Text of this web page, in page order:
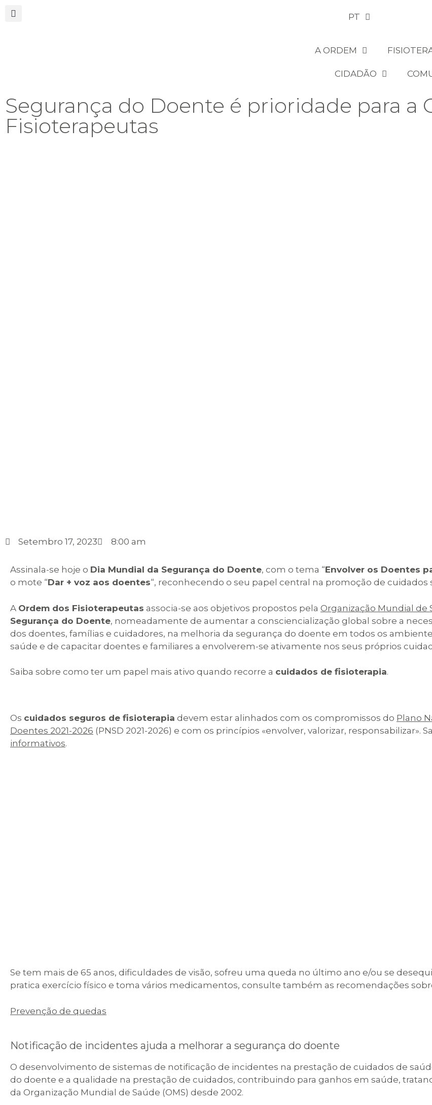
PT
A ORDEM
CIDADÃO
Segurança do Doente é prioridade para a
Fisioterapeutas
Setembro 17, 2023 8:00 am
Assinala-se hoje o Dia Mundial da Segurança do Doente, com o tema “Envolver os Doentes
o mote “Dar + voz aos doentes“, reconhecendo o seu papel central na promoção de cuidados
A Ordem dos Fisioterapeutas associa-se aos objetivos propostos pela Organização Mundial de
Segurança do Doente, nomeadamente de aumentar a consciencialização global sobre a
dos doentes, famílias e cuidadores, na melhoria da segurança do doente em todos os
saúde e de capacitar doentes e familiares a envolverem-se ativamente nos seus próprios
Saiba sobre como ter um papel mais ativo quando recorre a cuidados de fisioterapia.
Os cuidados seguros de fisioterapia devem estar alinhados com os compromissos do Plano
Doentes 2021-2026 (PNSD 2021-2026) e com os princípios «envolver, valorizar, responsabilizar».
informativos.
Se tem mais de 65 anos, dificuldades de visão, sofreu uma queda no último ano e/ou se
pratica exercício físico e toma vários medicamentos, consulte também as recomendações
Prevenção de quedas
Notificação de incidentes ajuda a melhorar a segurança do doente
O desenvolvimento de sistemas de notificação de incidentes na prestação de cuidados de
do doente e a qualidade na prestação de cuidados, contribuindo para ganhos em saúde,
da Organização Mundial de Saúde (OMS) desde 2002.